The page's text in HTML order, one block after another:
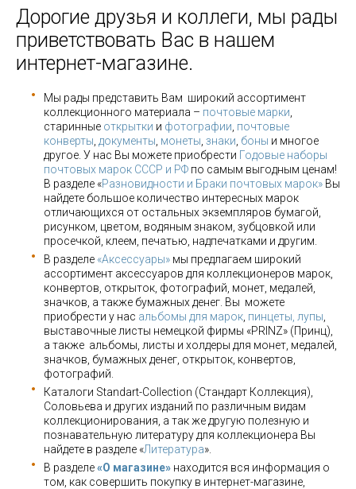
Дорогие друзья и коллеги, мы рады
приветствовать Вас в нашем
интернет-магазине.
Мы рады представить Вам широкий ассортимент
коллекционного материала – почтовые марки
старинные открытки и фотографии почтовые
конверты документы монеты знаки боны и многое
другое. У нас Вы можете приобрести Годовые наборы
почтовых марок СССР и РФ по самым выгодным ценам!
В разделе «Разновидности и Браки почтовых марок» Вы
найдете большое количество интересных марок
отличающихся от остальных экземпляров бумагой,
рисунком, цветом, водяным знаком, зубцовкой или
просечкой, клеем, печатью, надпечатками и другим.
В разделе «Аксессуары» мы предлагаем широкий
ассортимент аксессуаров для коллекционеров марок,
конвертов, открыток, фотографий, монет, медалей,
значков, а также бумажных денег. Вы можете
приобрести у нас альбомы для марок пинцеты, лупы
выставочные листы немецкой фирмы «PRINZ» (Принц),
а также альбомы, листы и холдеры для монет, медалей,
значков, бумажных денег, открыток, конвертов,
фотографий.
Каталоги Standart-Collection (Стандарт Коллекция),
Соловьева и других изданий по различным видам
коллекционирования, а так же другую полезную и
познавательную литературу для коллекционера Вы
найдете в разделе «Литература».
В разделе«О магазине» находится вся информация о
том, как совершить покупку в интернет-магазине,